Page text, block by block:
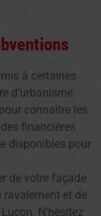
à certaines
d’urbanisme.
connaître les
financières
disponibles pour
de votre façade
ravalement et de
N’hésitez